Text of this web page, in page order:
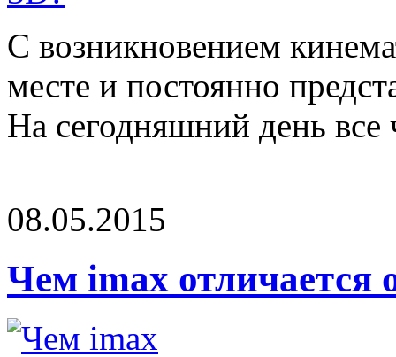
С возникновением
месте и постоянно
На сегодняшний день
08.05.2015
Чем imax отличается